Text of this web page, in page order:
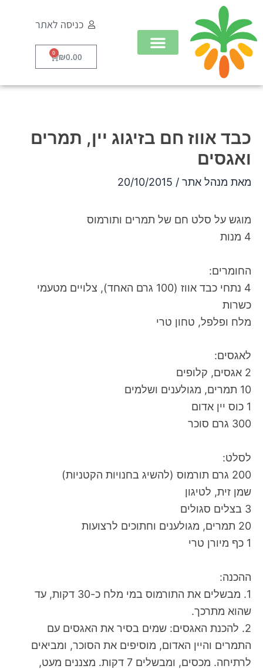
לתוכן
כניסה לאתר
₪0.00
0
עגלת
כבד אווז חם בזיגוג יין, תמרים
ואגסים
מאת מנהל אתר /
20/10/2015
מוגש על סלט חם של תמרים ותורמוס
4 מנות
החומרים:
4 נתחי כבד אווז (100 גרם האחד), צלויים מטעמי
כשרות
מלח ופלפל, טחון טרי
לאגסים:
2 אגסים, קלופים
10 תמרים, מגולענים ושלמים
1 כוס יין אדום
300 גרם סוכר
לסלט:
200 גרם תורמוס (להשיג בחנויות הקטניות)
שמן זית, לטיגון
3 בצלים סגולים
20 תמרים, מגולענים וחתוכים לרצועות
1 כף מיורן טרי
ההכנה:
1. מבשלים את התורמוס במי מלח כ-30 דקות, עד
שהוא מתרכך.
2. להכנת האגסים: שמים בסיר את האגסים עם
התמרים והיין האדום, מוסיפים את הסוכר, ומביאים
לרתיחה. מכסים, ומבשלים 7 דקות. מצננים מעט,